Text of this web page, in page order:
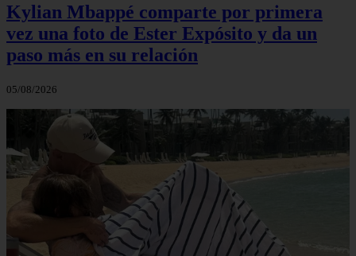
Kylian Mbappé comparte por primera
vez una foto de Ester Expósito y da un
paso más en su relación
05/08/2026